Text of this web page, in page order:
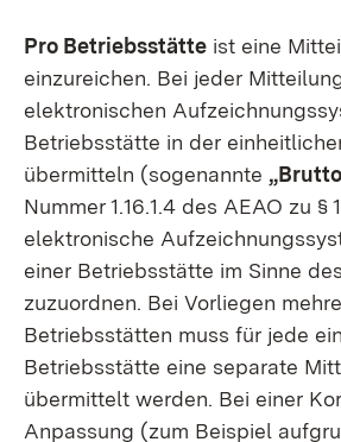
Pro Betriebsstätte ist eine
einzureichen. Bei jeder
elektronischen
Betriebsstätte in der
übermitteln (sogenannte
Nummer 1.16.1.4 des AEAO zu §
elektronische
einer Betriebsstätte im Sinne
zuzuordnen. Bei Vorliegen
Betriebsstätten muss für jede
Betriebsstätte eine separate
übermittelt werden. Bei einer
Anpassung (zum Beispiel